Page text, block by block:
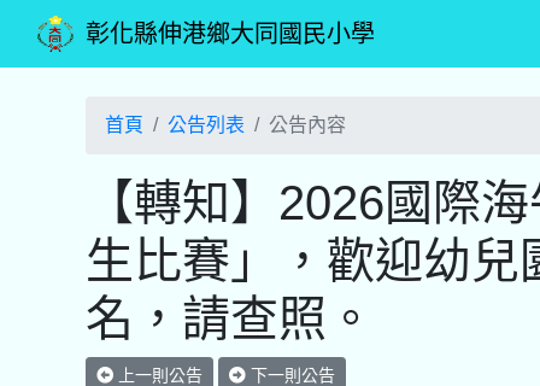
彰化縣伸港鄉大同國民小學
首頁 公告列表 公告內容
【轉知】2026國際
生比賽」，歡迎幼
名，請查照。
上一則公告 下一則公告